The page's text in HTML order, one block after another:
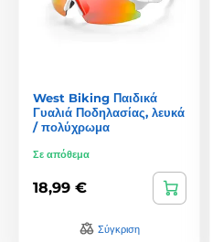
West Biking Παιδικά
Γυαλιά Ποδηλασίας, λευκά
/ πολύχρωμα
Σε απόθεμα
18,99 €
Σύγκριση